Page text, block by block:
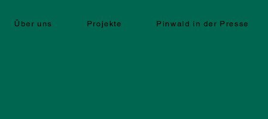
Über uns Projekte Pinwald in der Presse